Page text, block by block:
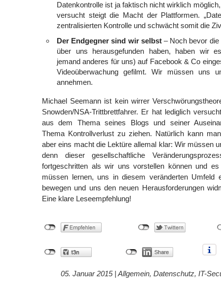
Datenkontrolle ist ja faktisch nicht wirklich
versucht steigt die Macht der Plattformen.
zentralisierten Kontrolle und schwächt somit die
Der Endgegner sind wir selbst– Noch bevor die
über uns herausgefunden haben, haben wir
jemand anderes für uns) auf Facebook & Co
Videoüberwachung gefilmt. Wir müssen uns
annehmen.
Michael Seemann ist kein wirrer
Snowden/NSA-Trittbrettfahrer. Er hat lediglich
aus dem Thema seines Blogs und seiner
Thema Kontrollverlust zu ziehen. Natürlich kann
aber eins macht die Lektüre allemal klar: Wir müssen
denn dieser gesellschaftliche
fortgeschritten als wir uns vorstellen können und
müssen lernen, uns in diesem veränderten Umfeld
bewegen und uns den neuen Herausforderungen
Eine klare Leseempfehlung!
05. Januar 2015 | Allgemein, Datenschutz, IT-